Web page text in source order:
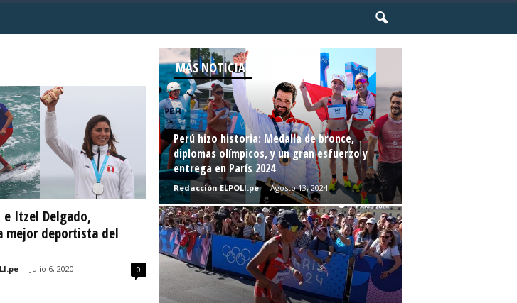
e Itzel Delgado,
mejor deportista del
- Julio 6, 2020 0
MÁS NOTICIAS
Perú hizo historia: Medalla de bronce,
diplomas olímpicos, y un gran esfuerzo y
entrega en París 2024
Redacción ELPOLI.pe - Agosto 13, 2024